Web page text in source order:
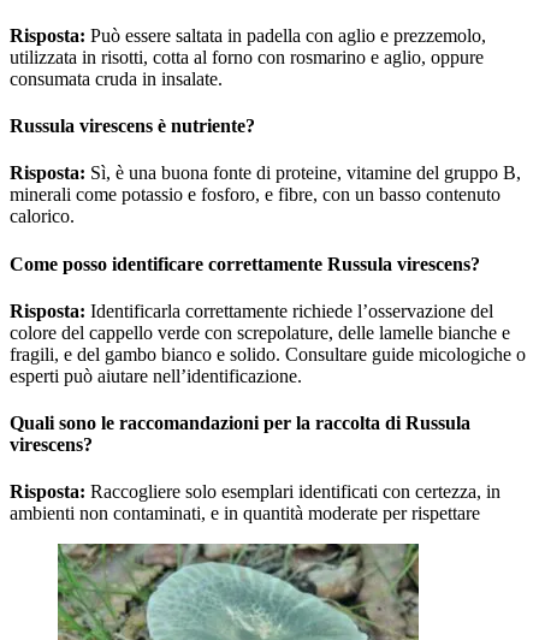
Risposta: Può essere saltata in padella con aglio e prezzemolo,
utilizzata in risotti, cotta al forno con rosmarino e aglio, oppure
consumata cruda in insalate.
Russula virescens è nutriente?
Risposta: Sì, è una buona fonte di proteine, vitamine del gruppo B,
minerali come potassio e fosforo, e fibre, con un basso contenuto
calorico.
Come posso identificare correttamente Russula virescens?
Risposta: Identificarla correttamente richiede l’osservazione del
colore del cappello verde con screpolature, delle lamelle bianche e
fragili, e del gambo bianco e solido. Consultare guide micologiche o
esperti può aiutare nell’identificazione.
Quali sono le raccomandazioni per la raccolta di Russula
virescens?
Risposta: Raccogliere solo esemplari identificati con certezza, in
ambienti non contaminati, e in quantità moderate per rispettare